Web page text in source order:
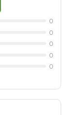
0
0
0
0
0